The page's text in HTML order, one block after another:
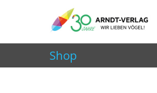
+49 7252 9707310
Shop
Aktuelle Seite: